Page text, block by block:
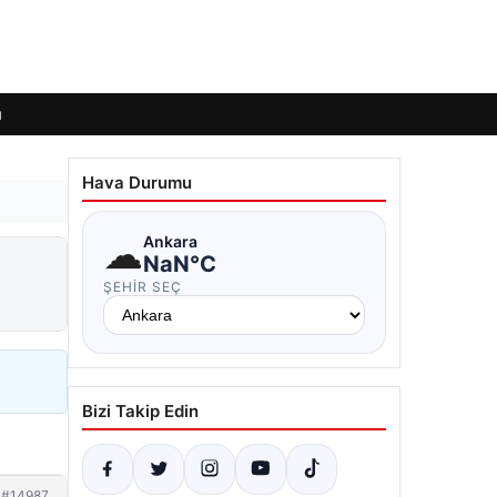
Hava Durumu
☁Ankara
NaN°C
ŞEHIR SEÇ
Bizi Takip Edin